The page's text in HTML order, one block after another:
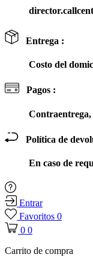
Entrega :
Costo del
Pagos :
Política de
En caso de
Entrar
Favoritos 0
0 0
Carrito de compra